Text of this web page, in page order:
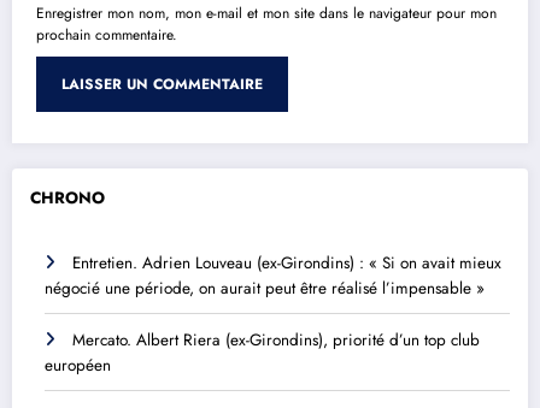
Enregistrer mon nom, mon e-mail et mon site dans le navigateur pour mon
prochain commentaire.
CHRONO
Entretien. Adrien Louveau (ex-Girondins) : « Si on avait mieux
négocié une période, on aurait peut être réalisé l’impensable »
Mercato. Albert Riera (ex-Girondins), priorité d’un top club
européen